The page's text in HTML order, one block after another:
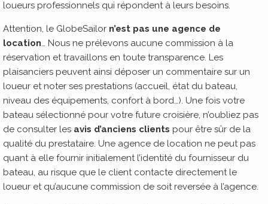
loueurs professionnels qui répondent à leurs besoins.
Attention, le GlobeSailor n’est pas une agence de
location… Nous ne prélevons aucune commission à la
réservation et travaillons en toute transparence. Les
plaisanciers peuvent ainsi déposer un commentaire sur un
loueur et noter ses prestations (accueil, état du bateau,
niveau des équipements, confort à bord…). Une fois votre
bateau sélectionné pour votre future croisière, n’oubliez pas
de consulter les avis d’anciens clients pour être sûr de la
qualité du prestataire. Une agence de location ne peut pas
quant à elle fournir initialement l’identité du fournisseur du
bateau, au risque que le client contacte directement le
loueur et qu’aucune commission de soit reversée à l’agence.